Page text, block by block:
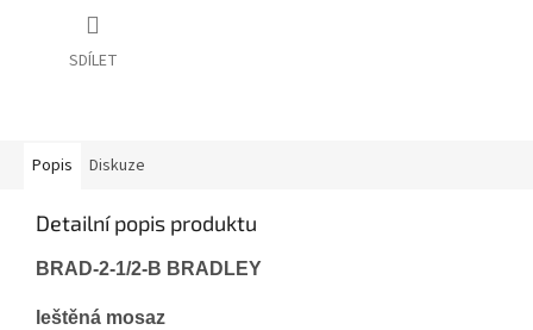
SDÍLET
Popis Diskuze
Detailní popis produktu
BRAD-2-1/2-B BRADLEY
leštěná mosaz